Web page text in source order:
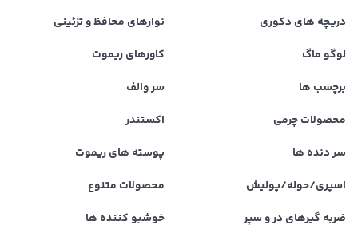
دریچه های دکوری
نوارهای محافظ و تزئینی
لوگو ماگ
کاورهای ریموت
برچسب ها
سر والف
محصولات چرمی
اکستندر
سر دنده ها
پوسته های ریموت
اسپری/حوله/پولیش
محصولات متنوع
ضربه گیرهای در و سپر
خوشبو کننده ها